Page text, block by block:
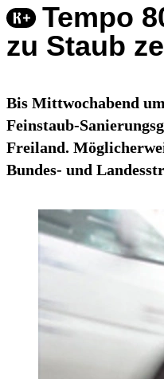
Tempo
zu Staub
Bis Mittwochabend
Feinstaub-
Freiland.
Bundes- und